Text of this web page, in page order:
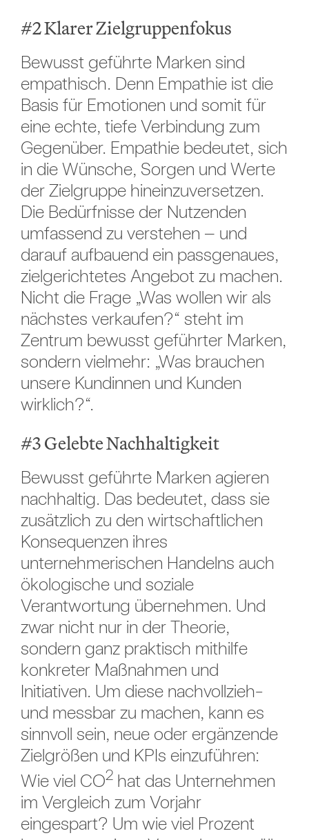
#2 Klarer Zielgruppenfokus
Bewusst geführte Marken sind
empathisch. Denn Empathie ist die
Basis für Emotionen und somit für
eine echte, tiefe Verbindung zum
Gegenüber. Empathie bedeutet, sich
in die Wünsche, Sorgen und Werte
der Zielgruppe hineinzuversetzen.
Die Bedürfnisse der Nutzenden
umfassend zu verstehen – und
darauf aufbauend ein passgenaues,
zielgerichtetes Angebot zu machen.
Nicht die Frage „Was wollen wir als
nächstes verkaufen?“ steht im
Zentrum bewusst geführter Marken,
sondern vielmehr: „Was brauchen
unsere Kundinnen und Kunden
wirklich?“.
#3 Gelebte Nachhaltigkeit
Bewusst geführte Marken agieren
nachhaltig. Das bedeutet, dass sie
zusätzlich zu den wirtschaftlichen
Konsequenzen ihres
unternehmerischen Handelns auch
ökologische und soziale
Verantwortung übernehmen. Und
zwar nicht nur in der Theorie,
sondern ganz praktisch mithilfe
konkreter Maßnahmen und
Initiativen. Um diese nachvollzieh-
und messbar zu machen, kann es
sinnvoll sein, neue oder ergänzende
Zielgrößen und KPIs einzuführen:
Wie viel CO2hat das Unternehmen
im Vergleich zum Vorjahr
eingespart? Um wie viel Prozent